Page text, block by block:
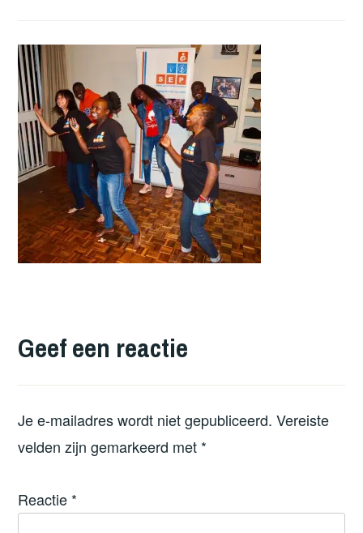
Geef een reactie
Je e-mailadres wordt niet gepubliceerd. Vereiste
velden zijn gemarkeerd met *
Reactie *